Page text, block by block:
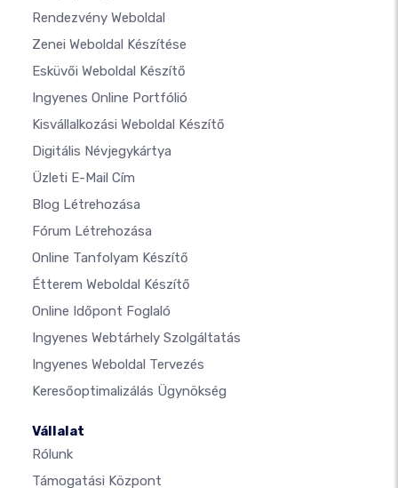
Rendezvény Weboldal
Zenei Weboldal Készítése
Esküvői Weboldal Készítő
Ingyenes Online Portfólió
Kisvállalkozási Weboldal Készítő
Digitális Névjegykártya
Üzleti E-Mail Cím
Blog Létrehozása
Fórum Létrehozása
Online Tanfolyam Készítő
Étterem Weboldal Készítő
Online Időpont Foglaló
Ingyenes Webtárhely Szolgáltatás
Ingyenes Weboldal Tervezés
Keresőoptimalizálás Ügynökség
Vállalat
Rólunk
Támogatási Központ